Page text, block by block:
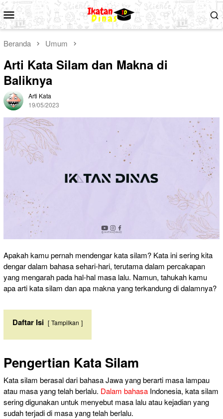
Loncat
ke
konten
Menu
Mobile
Beranda Umum
Arti Kata Silam dan Makna di
Baliknya
Arti Kata
19/05/2023
Apakah kamu pernah mendengar kata silam? Kata ini sering kita
dengar dalam bahasa sehari-hari, terutama dalam percakapan
yang mengarah pada hal-hal masa lalu. Namun, tahukah kamu
apa arti kata silam dan apa makna yang terkandung di dalamnya?
Daftar Isi Tampilkan
Pengertian Kata Silam
Kata silam berasal dari bahasa Jawa yang berarti masa lampau
atau masa yang telah berlalu. Dalam bahasa Indonesia, kata silam
sering digunakan untuk menyebut masa lalu atau kejadian yang
sudah terjadi di masa yang telah berlalu.